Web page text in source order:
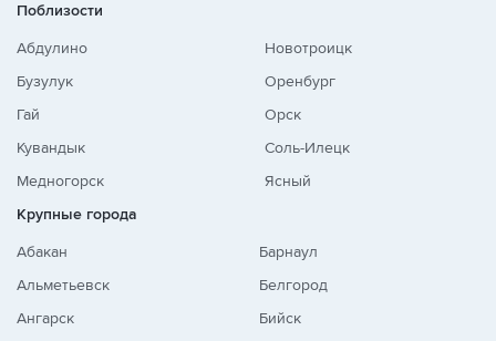
Поблизости
Абдулино
Бузулук
Гай
Кувандык
Медногорск
Новотроицк
Оренбург
Орск
Соль-Илецк
Ясный
Крупные города
Абакан
Альметьевск
Ангарск
Барнаул
Белгород
Бийск